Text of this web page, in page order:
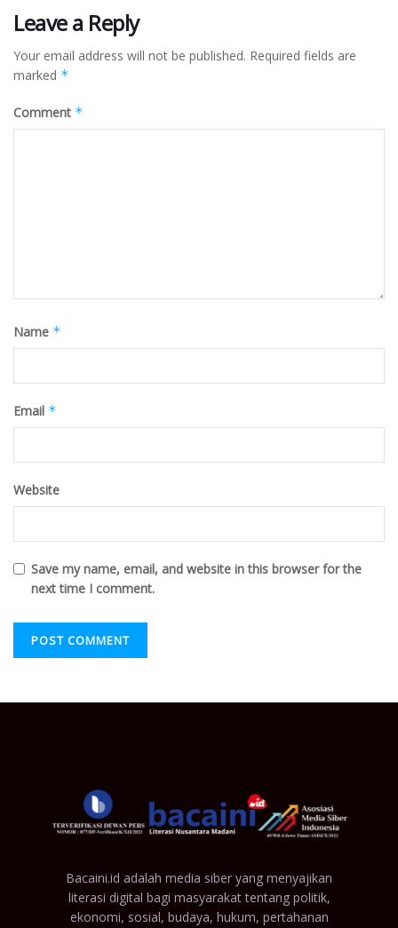
Leave a Reply
Your email address will not be published. Required fields are
marked *
Comment *
Name *
Email *
Website
Save my name, email, and website in this browser for the
next time I comment.
Bacaini.id adalah media siber yang menyajikan
literasi digital bagi masyarakat tentang politik,
ekonomi, sosial, budaya, hukum, pertahanan